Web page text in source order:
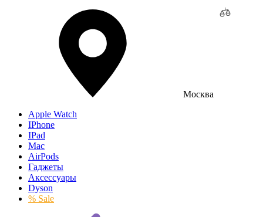
Москва
Apple Watch
IPhone
IPad
Mac
AirPods
Гаджеты
Аксессуары
Dyson
% Sale